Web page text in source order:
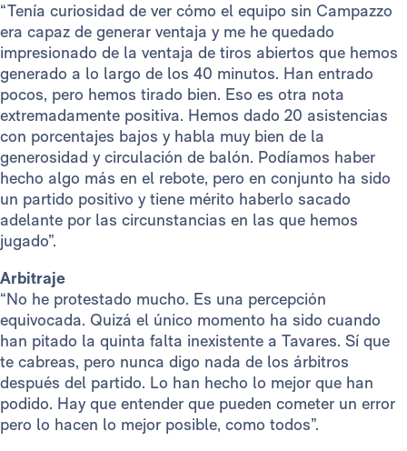
“Tenía curiosidad de ver cómo el equipo sin Campazzo
era capaz de generar ventaja y me he quedado
impresionado de la ventaja de tiros abiertos que hemos
generado a lo largo de los 40 minutos. Han entrado
pocos, pero hemos tirado bien. Eso es otra nota
extremadamente positiva. Hemos dado 20 asistencias
con porcentajes bajos y habla muy bien de la
generosidad y circulación de balón. Podíamos haber
hecho algo más en el rebote, pero en conjunto ha sido
un partido positivo y tiene mérito haberlo sacado
adelante por las circunstancias en las que hemos
jugado”.
Arbitraje
“No he protestado mucho. Es una percepción
equivocada. Quizá el único momento ha sido cuando
han pitado la quinta falta inexistente a Tavares. Sí que
te cabreas, pero nunca digo nada de los árbitros
después del partido. Lo han hecho lo mejor que han
podido. Hay que entender que pueden cometer un error
pero lo hacen lo mejor posible, como todos”.